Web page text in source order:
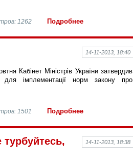
1262 Подробнее
14-11-2013, 18:40
Кабінет Міністрів України затвердив
для імплементації норм закону про
1501 Подробнее
14-11-2013, 18:38
турбуйтесь,